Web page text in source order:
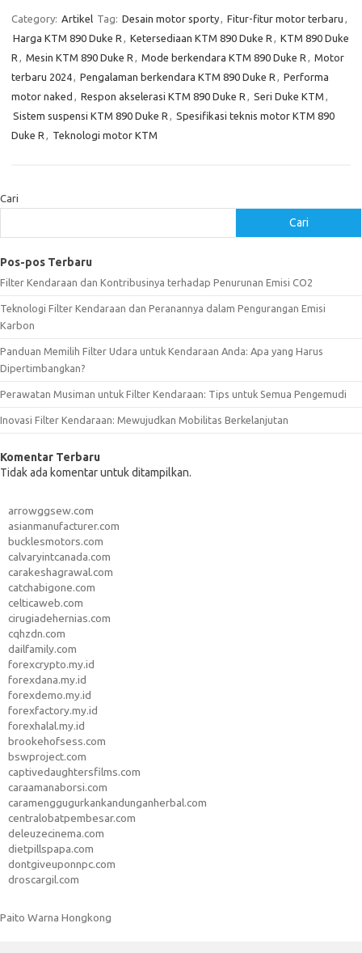
Category: Artikel Tag: Desain motor sporty, Fitur-fitur motor terbaru ,
Harga KTM 890 Duke R , Ketersediaan KTM 890 Duke R , KTM 890 Duke
R , Mesin KTM 890 Duke R , Mode berkendara KTM 890 Duke R , Motor
terbaru 2024, Pengalaman berkendara KTM 890 Duke R , Performa
motor naked , Respon akselerasi KTM 890 Duke R , Seri Duke KTM ,
Sistem suspensi KTM 890 Duke R , Spesifikasi teknis motor KTM 890
Duke R , Teknologi motor KTM
Cari
Cari
Pos-pos Terbaru
Filter Kendaraan dan Kontribusinya terhadap Penurunan Emisi CO2
Teknologi Filter Kendaraan dan Peranannya dalam Pengurangan Emisi
Karbon
Panduan Memilih Filter Udara untuk Kendaraan Anda: Apa yang Harus
Dipertimbangkan?
Perawatan Musiman untuk Filter Kendaraan: Tips untuk Semua Pengemudi
Inovasi Filter Kendaraan: Mewujudkan Mobilitas Berkelanjutan
Komentar Terbaru
Tidak ada komentar untuk ditampilkan.
arrowggsew.com
asianmanufacturer.com
bucklesmotors.com
calvaryintcanada.com
carakeshagrawal.com
catchabigone.com
celticaweb.com
cirugiadehernias.com
cqhzdn.com
dailfamily.com
forexcrypto.my.id
forexdana.my.id
forexdemo.my.id
forexfactory.my.id
forexhalal.my.id
brookehofsess.com
bswproject.com
captivedaughtersfilms.com
caraamanaborsi.com
caramenggugurkankandunganherbal.com
centralobatpembesar.com
deleuzecinema.com
dietpillspapa.com
dontgiveuponnpc.com
droscargil.com
Paito Warna Hongkong